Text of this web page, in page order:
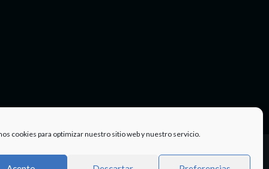
cookies para optimizar nuestro sitio web y nuestro servicio.
Twitter
TÉRMINOS